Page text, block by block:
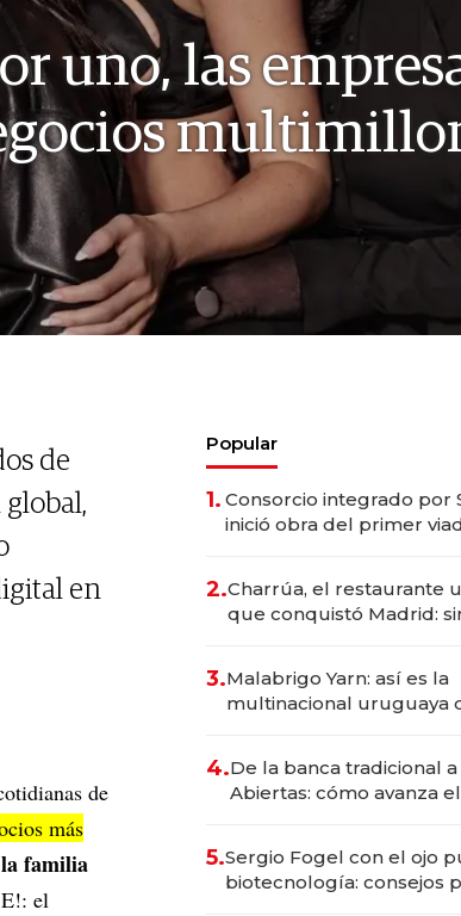
uno, las
de
en
de
más
la familia
el
Popular
1. Consorcio integrado por
inició obra del primer
millones
2.Charrúa, el restaurante
que conquistó Madrid:
prepara apertura
3.Malabrigo Yarn: así es la
multinacional uruguaya
4.De la banca tradicional a
Abiertas: cómo avanza
5.Sergio Fogel con el ojo
biotecnología: consejos